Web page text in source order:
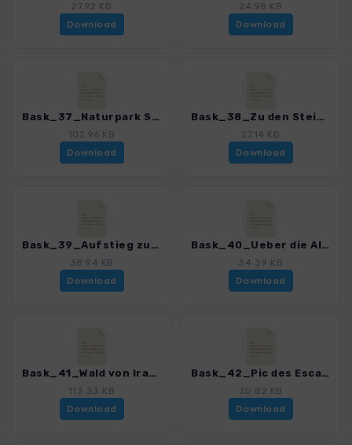
27.92 KB
Download
24.98 KB
Download
Bask_37_Naturpark Senorio de Bertiz_0252_1.gpx
102.96 KB
Download
Bask_38_Zu den Steinkreisen von Elorrieta_0252_1.gpx
27.14 KB
Download
Bask_39_Aufstieg zum Mendiaundi_0252_1.gpx
38.94 KB
Download
Bask_40_Ueber die Altos de Abodi_0252_1.gpx
34.39 KB
Download
Bask_41_Wald von Irati und auf den Okabe_0252_1.gpx
113.33 KB
Download
Bask_42_Pic des Escaliers und den Arthanolatze_0252_1.gpx
30.82 KB
Download